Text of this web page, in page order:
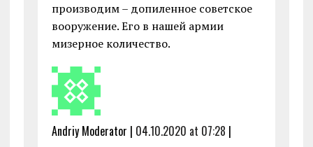
производим – допиленное советское
вооружение. Его в нашей армии
мизерное количество.
Andriy Moderator | 04.10.2020 at 07:28 |